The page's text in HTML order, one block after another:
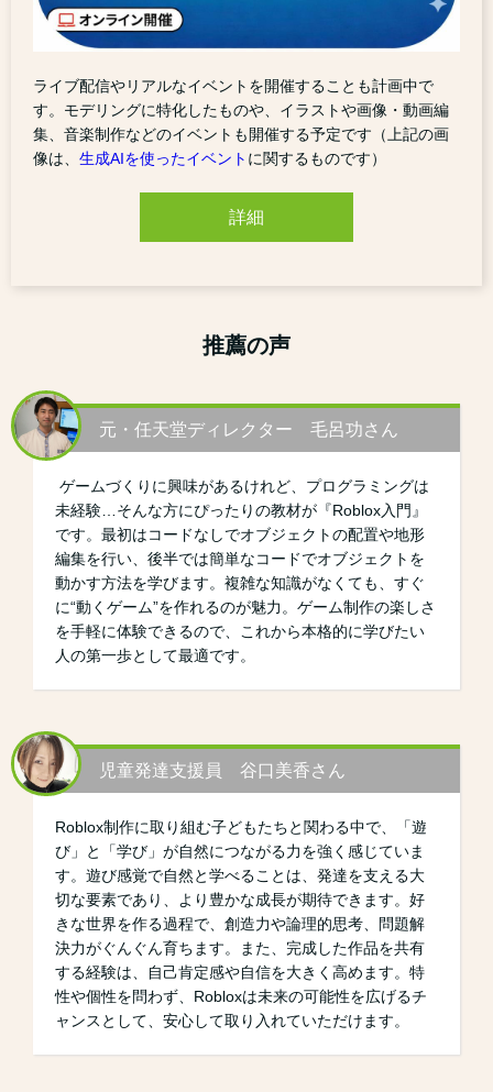
ライブ配信やリアルなイベントを開催することも計画中で
す。モデリングに特化したものや、イラストや画像・動画編
集、音楽制作などのイベントも開催する予定です（上記の画
像は、 生成AIを使ったイベント に関するものです）
詳細
推薦の声
元・任天堂ディレクター 毛呂功さん
ゲームづくりに興味があるけれど、プログラミングは
未経験…そんな方にぴったりの教材が『Roblox入門』
です。最初はコードなしでオブジェクトの配置や地形
編集を行い、後半では簡単なコードでオブジェクトを
動かす方法を学びます。複雑な知識がなくても、すぐ
に“動くゲーム”を作れるのが魅力。ゲーム制作の楽しさ
を手軽に体験できるので、これから本格的に学びたい
人の第一歩として最適です。
児童発達支援員 谷口美香さん
Roblox制作に取り組む子どもたちと関わる中で、「遊
び」と「学び」が自然につながる力を強く感じていま
す。遊び感覚で自然と学べることは、発達を支える大
切な要素であり、より豊かな成長が期待できます。好
きな世界を作る過程で、創造力や論理的思考、問題解
決力がぐんぐん育ちます。また、完成した作品を共有
する経験は、自己肯定感や自信を大きく高めます。特
性や個性を問わず、Robloxは未来の可能性を広げるチ
ャンスとして、安心して取り入れていただけます。